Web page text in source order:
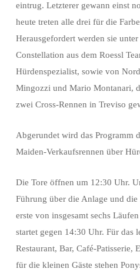
eintrug. Letzterer gewann einst
heute treten alle drei für die
Herausgefordert werden sie
Constellation aus dem Roessl
Hürdenspezialist, sowie von
Mingozzi und Mario Montanari,
zwei Cross-Rennen in Treviso
Abgerundet wird das Programm
Maiden-Verkaufsrennen über
Die Tore öffnen um 12:30 Uhr.
Führung über die Anlage und
erste von insgesamt sechs
startet gegen 14:30 Uhr. Für das
Restaurant, Bar, Café-Patisserie,
für die kleinen Gäste stehen